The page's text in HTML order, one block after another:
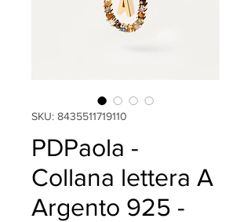
SKU: 8435511719110
PDPaola -
Collana lettera A
Argento 925 -